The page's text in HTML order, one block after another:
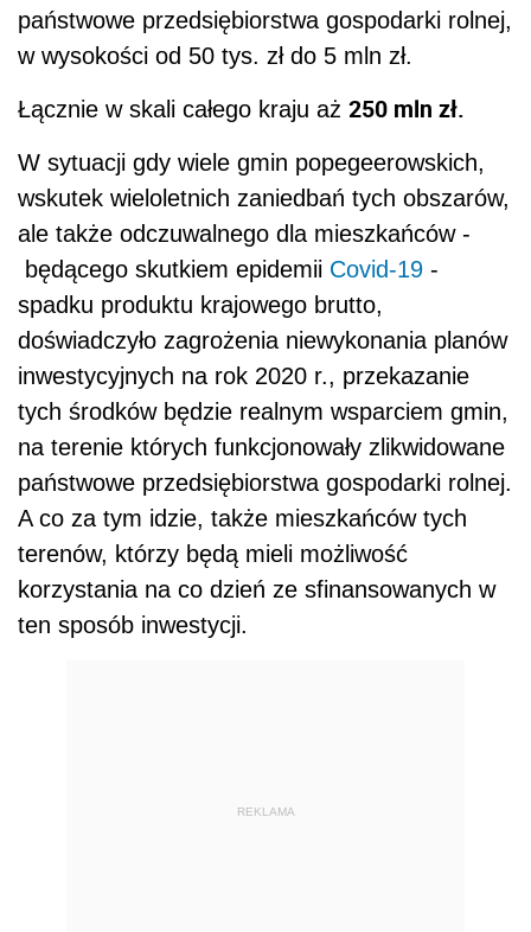
państwowe przedsiębiorstwa gospodarki rolnej,
w wysokości od 50 tys. zł do 5 mln zł.
Łącznie w skali całego kraju aż 250 mln zł.
W sytuacji gdy wiele gmin popegeerowskich,
wskutek wieloletnich zaniedbań tych obszarów,
ale także odczuwalnego dla mieszkańców -
będącego skutkiem epidemii Covid-19 -
spadku produktu krajowego brutto,
doświadczyło zagrożenia niewykonania planów
inwestycyjnych na rok 2020 r., przekazanie
tych środków będzie realnym wsparciem gmin,
na terenie których funkcjonowały zlikwidowane
państwowe przedsiębiorstwa gospodarki rolnej.
A co za tym idzie, także mieszkańców tych
terenów, którzy będą mieli możliwość
korzystania na co dzień ze sfinansowanych w
ten sposób inwestycji.
REKLAMA